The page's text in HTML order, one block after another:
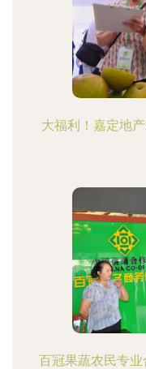
大福利！嘉定地
百冠果蔬农民专